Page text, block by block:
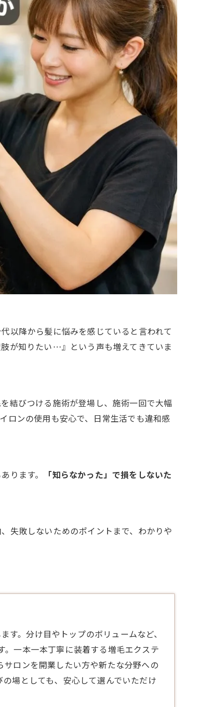
以降から髪に悩みを感じていると言われて
が知りたい…』という声も増えてきていま
結びつける施術が登場し、施術一回で大幅
ロンの使用も安心で、日常生活でも違和感
ります。
「知らなかった」で損をしないた
失敗しないためのポイントまで、わかりや
。分け目やトップのボリュームなど、
一本一本丁寧に装着する増毛エクステ
ロンを開業したい方や新たな分野への
場としても、安心して選んでいただけ